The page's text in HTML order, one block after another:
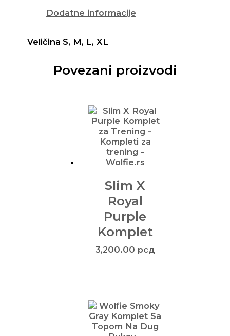
Dodatne informacije
Veličina S, M, L, XL
Povezani proizvodi
Slim X
Royal
Purple
Komplet
3,200.00 рсд